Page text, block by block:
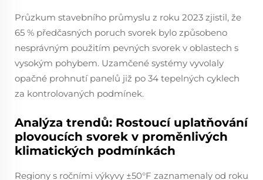
Průzkum stavebního průmyslu z roku 2023 zjistil, že
65 % předčasných poruch svorek bylo způsobeno
nesprávným použitím pevných svorek v oblastech s
vysokým pohybem. Uzamčené systémy vyvolaly
opačné prohnutí panelů již po 34 tepelných cyklech
za kontrolovaných podmínek.
Analýza trendů: Rostoucí uplatňování
plovoucích svorek v proměnlivých
klimatických podmínkách
Regiony s ročními výkyvy ±50°F zaznamenaly od roku